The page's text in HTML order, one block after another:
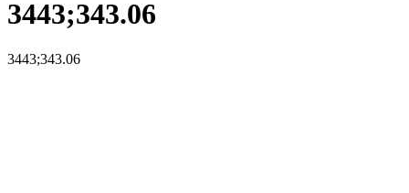
3443;343.06
3443;343.06